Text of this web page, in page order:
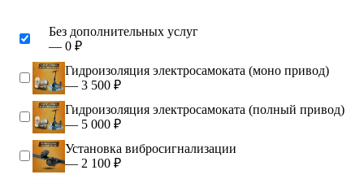
Без дополнительных услуг
— 0 ₽
Гидроизоляция электросамоката (моно привод)
— 3 500 ₽
Гидроизоляция электросамоката (полный привод)
— 5 000 ₽
Установка вибросигнализации
— 2 100 ₽